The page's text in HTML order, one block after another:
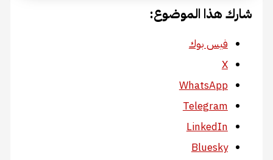
شارك هذا الموضوع:
فيس بوك
X
WhatsApp
Telegram
LinkedIn
Bluesky